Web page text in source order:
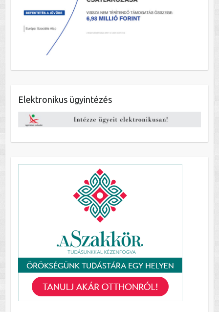
Elektronikus ügyintézés